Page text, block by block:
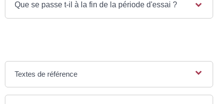
Que se passe t-il à la fin de la période d'essai ?
Textes de référence